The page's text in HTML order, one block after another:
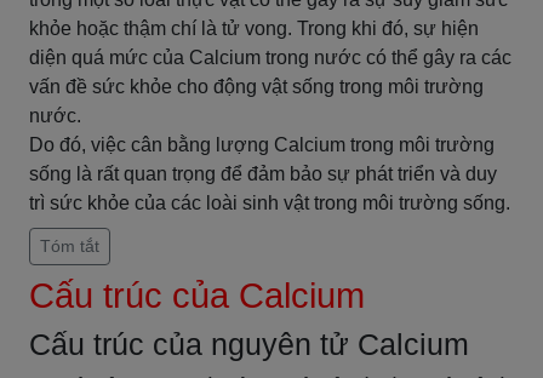
khỏe hoặc thậm chí là tử vong. Trong khi đó, sự hiện
diện quá mức của Calcium trong nước có thể gây ra các
vấn đề sức khỏe cho động vật sống trong môi trường
nước.
Do đó, việc cân bằng lượng Calcium trong môi trường
sống là rất quan trọng để đảm bảo sự phát triển và duy
trì sức khỏe của các loài sinh vật trong môi trường sống.
Tóm tắt
Cấu trúc của Calcium
Cấu trúc của nguyên tử Calcium